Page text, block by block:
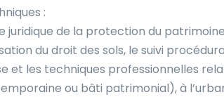
:
juridique de la protection du
du droit des sols, le suivi
et les techniques professionnelles
ou bâti patrimonial), à